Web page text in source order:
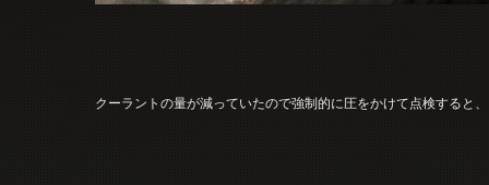
クーラントの量が減っていたので強制的に圧をかけて点検すると